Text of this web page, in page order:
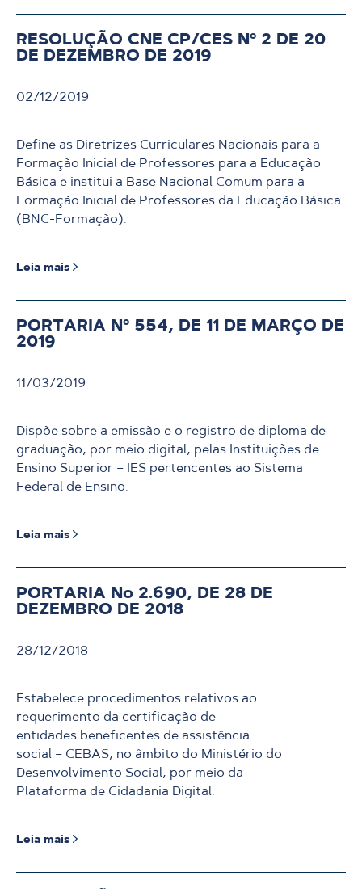
RESOLUÇÃO CNE CP/CES Nº 2 DE 20
DE DEZEMBRO DE 2019
02/12/2019
Define as Diretrizes Curriculares Nacionais para a
Formação Inicial de Professores para a Educação
Básica e institui a Base Nacional Comum para a
Formação Inicial de Professores da Educação Básica
(BNC-Formação).
Leia mais
PORTARIA Nº 554, DE 11 DE MARÇO DE
2019
11/03/2019
Dispõe sobre a emissão e o registro de diploma de
graduação, por meio digital, pelas Instituições de
Ensino Superior – IES pertencentes ao Sistema
Federal de Ensino.
Leia mais
PORTARIA No 2.690, DE 28 DE
DEZEMBRO DE 2018
28/12/2018
Estabelece procedimentos relativos ao
requerimento da certificação de
entidades beneficentes de assistência
social – CEBAS, no âmbito do Ministério do
Desenvolvimento Social, por meio da
Plataforma de Cidadania Digital.
Leia mais